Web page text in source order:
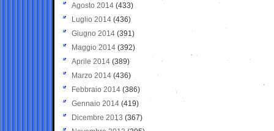
Agosto 2014 (433)
Luglio 2014 (436)
Giugno 2014 (391)
Maggio 2014 (392)
Aprile 2014 (389)
Marzo 2014 (436)
Febbraio 2014 (386)
Gennaio 2014 (419)
Dicembre 2013 (367)